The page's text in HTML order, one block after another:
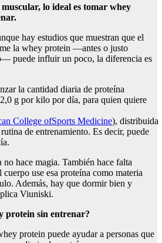
lo ideal es tomar whey
hay estudios que muestran que el
la whey protein —antes o justo
puede influir un poco, la diferencia es
la cantidad diaria de proteína
g por kilo por día, para quien quiere
College ofSports Medicine), distribuida
de entrenamiento. Es decir, puede
hace magia. También hace falta
cuerpo use esa proteína como materia
Además, hay que dormir bien y
Viuniski.
protein sin entrenar?
protein puede ayudar a personas que